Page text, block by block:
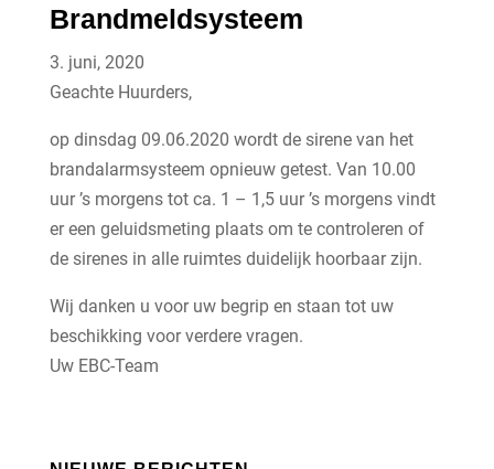
Brandmeldsysteem
3. juni, 2020
Geachte Huurders,
op dinsdag 09.06.2020 wordt de sirene van het
brandalarmsysteem opnieuw getest. Van 10.00
uur ’s morgens tot ca. 1 – 1,5 uur ’s morgens vindt
er een geluidsmeting plaats om te controleren of
de sirenes in alle ruimtes duidelijk hoorbaar zijn.
Wij danken u voor uw begrip en staan tot uw
beschikking voor verdere vragen.
Uw EBC-Team